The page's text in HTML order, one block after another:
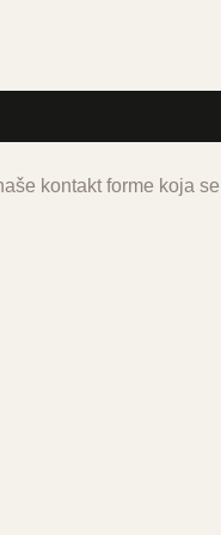
kontakt forme koja